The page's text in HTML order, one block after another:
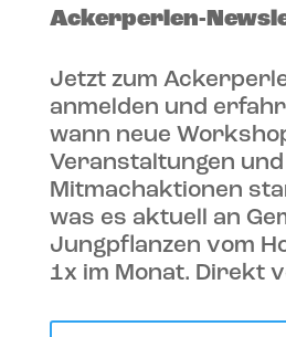
Ackerperlen-
Jetzt zum
anmelden und
wann neue
Veranstaltungen und
Mitmachaktionen
was es aktuell an
Jungpflanzen vom
1x im Monat. Direkt